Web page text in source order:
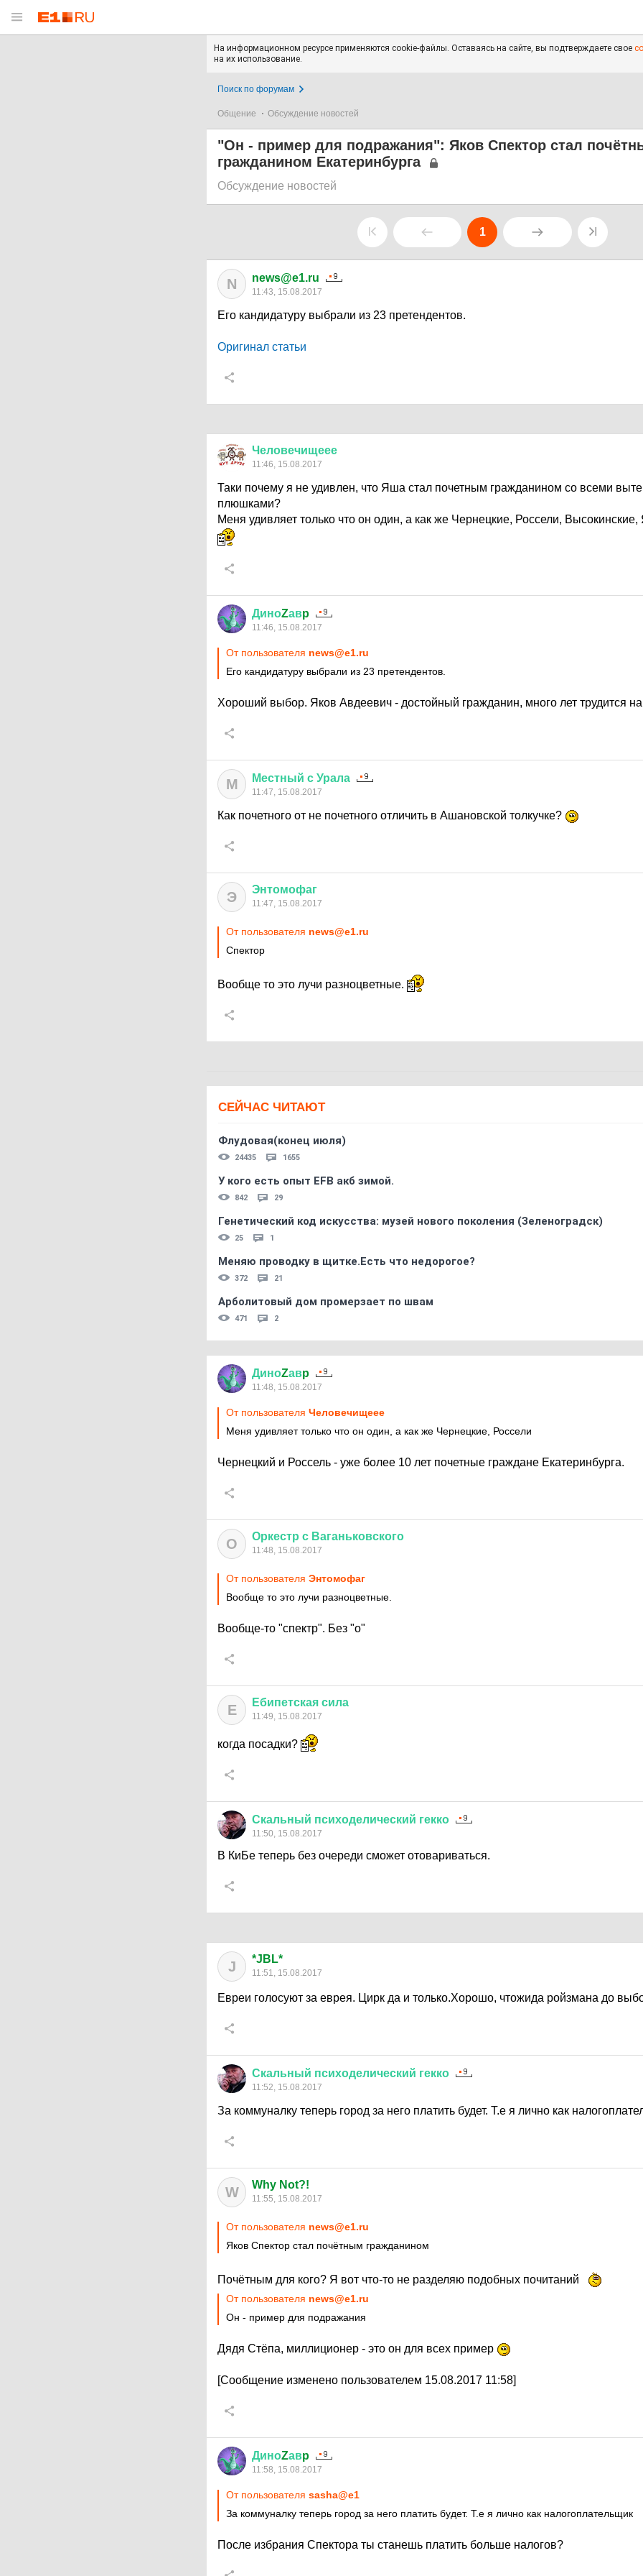
На информационном ресурсе применяются cookie-файлы. Оставаясь на сайте, вы подтверждаете свое
на их использование.
Поиск по форумам
Общение Обсуждение новостей
"Он - пример для подражания": Яков Спектор стал
гражданином Екатеринбурга
Обсуждение новостей
1
N news@e1.ru
11:43, 15.08.2017
Его кандидатуру выбрали из 23 претендентов.
Оригинал статьи
Человечищеее
11:46, 15.08.2017
Таки почему я не удивлен, что Яша стал почетным гражданином со всеми
плюшками?
Меня удивляет только что он один, а как же Чернецкие, Россели,
ДиноZавp
11:46, 15.08.2017
От пользователя news@e1.ru
Его кандидатуру выбрали из 23 претендентов.
Хороший выбор. Яков Авдеевич - достойный гражданин, много лет трудится на
М Местный с Урала
11:47, 15.08.2017
Как почетного от не почетного отличить в Ашановской толкучке?
Э Энтомофаг
11:47, 15.08.2017
От пользователя news@e1.ru
Спектор
Вообще то это лучи разноцветные.
СЕЙЧАС ЧИТАЮТ
Флудовая(конец июля)
24435 1655
У кого есть опыт EFB акб зимой.
842 29
Генетический код искусства: музей нового поколения (Зеленоградск)
25 1
Меняю проводку в щитке.Есть что недорогое?
372 21
Арболитовый дом промерзает по швам
471 2
ДиноZавp
11:48, 15.08.2017
От пользователя Человечищеее
Меня удивляет только что он один, а как же Чернецкие, Россели
Чернецкий и Россель - уже более 10 лет почетные граждане Екатеринбурга.
О Оркестр с Ваганьковского
11:48, 15.08.2017
От пользователя Энтомофаг
Вообще то это лучи разноцветные.
Вообще-то "спектр". Без "о"
Е Ебипетская сила
11:49, 15.08.2017
когда посадки?
Скальный психоделический гекко
11:50, 15.08.2017
В КиБе теперь без очереди сможет отовариваться.
J *JBL*
11:51, 15.08.2017
Евреи голосуют за еврея. Цирк да и только.Хорошо, чтожида ройзмана до
Скальный психоделический гекко
11:52, 15.08.2017
За коммуналку теперь город за него платить будет. Т.е я лично как
W Why Not?!
11:55, 15.08.2017
От пользователя news@e1.ru
Яков Спектор стал почётным гражданином
Почётным для кого? Я вот что-то не разделяю подобных почитаний
От пользователя news@e1.ru
Он - пример для подражания
Дядя Стёпа, миллиционер - это он для всех пример
[Сообщение изменено пользователем 15.08.2017 11:58]
ДиноZавp
11:58, 15.08.2017
От пользователя sasha@e1
За коммуналку теперь город за него платить будет. Т.е я лично как налогоплательщик
После избрания Спектора ты станешь платить больше налогов?